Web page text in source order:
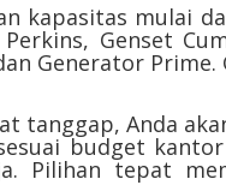
kapasitas mulai
Genset
Generator Prime.
tanggap, Anda
budget
Pilihan tepat